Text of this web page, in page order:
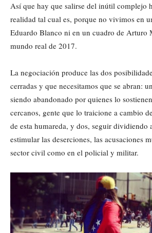
Así que hay que salirse del inútil complejo
realidad tal cual es, porque no vivimos en
Eduardo Blanco ni en un cuadro de Arturo
mundo real de 2017.
La negociación produce las dos
cerradas y que necesitamos que se abran:
siendo abandonado por quienes lo
cercanos, gente que lo traicione a cambio
de esta humareda, y dos, seguir dividiendo
estimular las deserciones, las acusaciones
sector civil como en el policial y militar.